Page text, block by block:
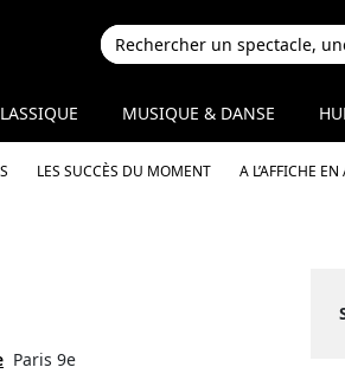
LES SUCCÈS DU MOMENT A L’AFFICHE
MUSIQUE & DANSE
Paris 9e